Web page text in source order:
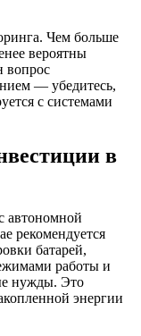
Чем больше
вероятны
вопрос
— убедитесь,
с системами
в
автономной
рекомендуется
батарей,
работы и
нужды. Это
энергии